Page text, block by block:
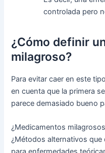
controlada pero
¿Cómo definir
milagroso?
Para evitar caer en este
en cuenta que la primera
parece demasiado bueno
¿Medicamentos
¿Métodos alternativos